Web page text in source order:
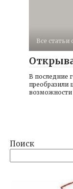
Все статьи
В последние
преобразили
возможности
Поиск